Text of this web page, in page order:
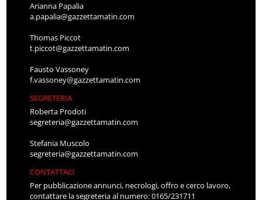
Arianna Papalia
a.papalia@gazzettamatin.com
Thomas Piccot
t.piccot@gazzettamatin.com
Fausto Vassoney
f.vassoney@gazzettamatin.com
SEGRETERIA
Roberta Prodoti
segreteria@gazzettamatin.com
Stefania Muscolo
segreteria@gazzettamatin.com
CONTATTACI
Per pubblicazione annunci, necrologi, offro e cerco lavoro,
contattare la segreteria al numero: 0165/231711